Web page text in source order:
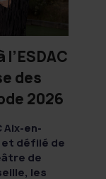
des
2026
Aix-en-
et défilé de
de
les